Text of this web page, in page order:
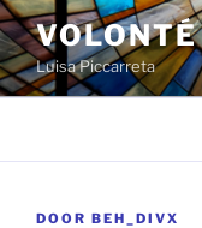
Spring
naar
de
inhoud
Luisa Piccarreta
GEPLAATST
DOOR BEH_DIVX